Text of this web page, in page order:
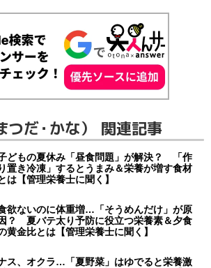
つだ・かな） 関連記事
どもの夏休み「昼食問題」が解決？ 「作
り置き冷凍」するとうまみ＆栄養が増す食材
は【管理栄養士に聞く】
欲ないのに体重増…「そうめんだけ」が原
？ 夏バテ太り予防に役立つ栄養素＆夕食
黄金比とは【管理栄養士に聞く】
ス、オクラ…「夏野菜」はゆでると栄養激